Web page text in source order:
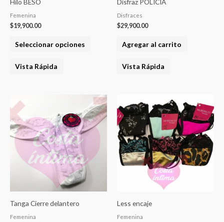
Hilo BESO
Femenina
$19,900.00
Seleccionar opciones
Vista Rápida
Disfraz POLICIA
Disfraces
$29,900.00
Agregar al carrito
Vista Rápida
Tanga Cierre delantero
Femenina
Less encaje
Femenina